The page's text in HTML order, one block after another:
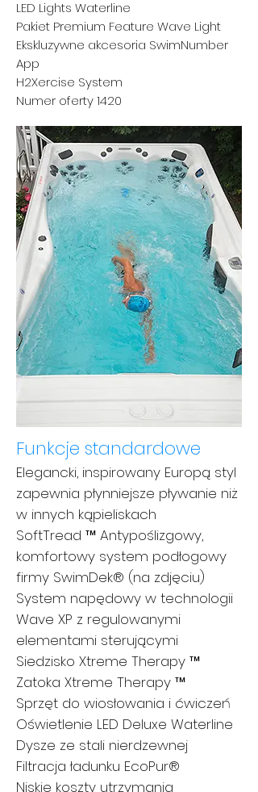
LED Lights Waterline
Pakiet Premium Feature Wave Light
Ekskluzywne akcesoria SwimNumber
App
H2Xercise System
Numer oferty 1420
Funkcje standardowe
Elegancki, inspirowany Europą styl
zapewnia płynniejsze pływanie niż
w innych kąpieliskach
SoftTread ™ Antypoślizgowy,
komfortowy system podłogowy
firmy SwimDek® (na zdjęciu)
System napędowy w technologii
Wave XP z regulowanymi
elementami sterującymi
Siedzisko Xtreme Therapy ™
Zatoka Xtreme Therapy ™
Sprzęt do wiosłowania i ćwiczeń
Oświetlenie LED Deluxe Waterline
Dysze ze stali nierdzewnej
Filtracja ładunku EcoPur®
Niskie koszty utrzymania